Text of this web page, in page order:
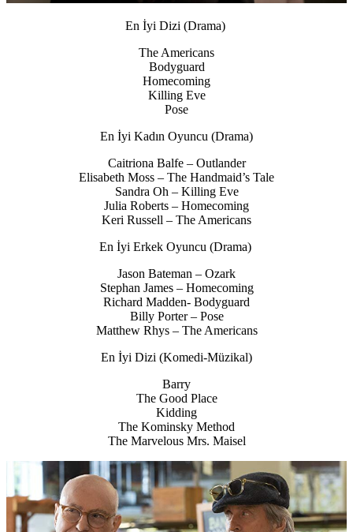
En İyi Dizi (Drama)
The Americans
Bodyguard
Homecoming
Killing Eve
Pose
En İyi Kadın Oyuncu (Drama)
Caitriona Balfe – Outlander
Elisabeth Moss – The Handmaid’s Tale
Sandra Oh – Killing Eve
Julia Roberts – Homecoming
Keri Russell – The Americans
En İyi Erkek Oyuncu (Drama)
Jason Bateman – Ozark
Stephan James – Homecoming
Richard Madden- Bodyguard
Billy Porter – Pose
Matthew Rhys – The Americans
En İyi Dizi (Komedi-Müzikal)
Barry
The Good Place
Kidding
The Kominsky Method
The Marvelous Mrs. Maisel